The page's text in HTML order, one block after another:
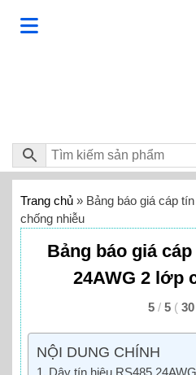
Trang chủ » Bảng báo giá cáp
chống nhiễu
Bảng báo giá
24AWG 2 lớp
5 / 5 ( 30
NỘI DUNG CHÍNH
Dây tín hiệu RS485